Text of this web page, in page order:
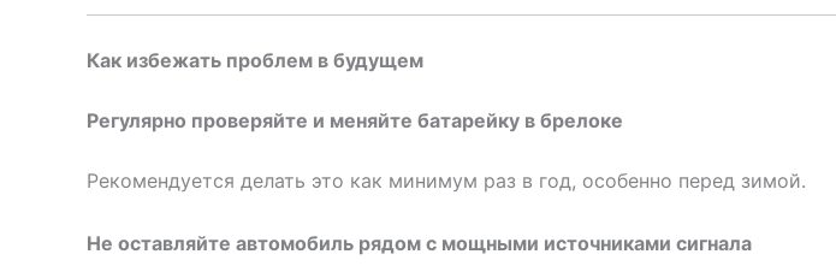
Как избежать проблем в будущем
Регулярно проверяйте и меняйте батарейку в брелоке
Рекомендуется делать это как минимум раз в год, особенно перед зимой.
Не оставляйте автомобиль рядом с мощными источниками сигнала